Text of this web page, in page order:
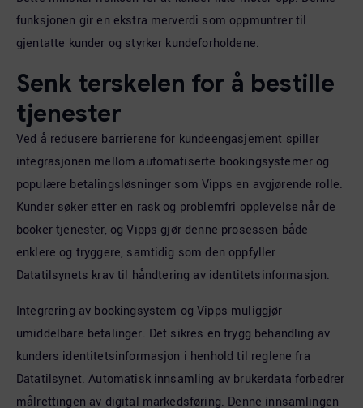
funksjonen gir en ekstra merverdi som oppmuntrer til
gjentatte kunder og styrker kundeforholdene.
Senk terskelen for å bestille
tjenester
Ved å redusere barrierene for kundeengasjement spiller
integrasjonen mellom automatiserte bookingsystemer og
populære betalingsløsninger som Vipps en avgjørende rolle.
Kunder søker etter en rask og problemfri opplevelse når de
booker tjenester, og Vipps gjør denne prosessen både
enklere og tryggere, samtidig som den oppfyller
Datatilsynets krav til håndtering av identitetsinformasjon.
Integrering av bookingsystem og Vipps muliggjør
umiddelbare betalinger. Det sikres en trygg behandling av
kunders identitetsinformasjon i henhold til reglene fra
Datatilsynet. Automatisk innsamling av brukerdata forbedrer
målrettingen av digital markedsføring. Denne innsamlingen